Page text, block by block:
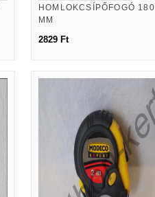
HOMLOKCSÍPŐFOGÓ 180
MM
2829 Ft